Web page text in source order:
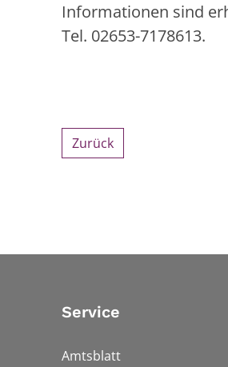
Informationen sind
Tel. 02653-7178613.
Zurück
Service
Amtsblatt